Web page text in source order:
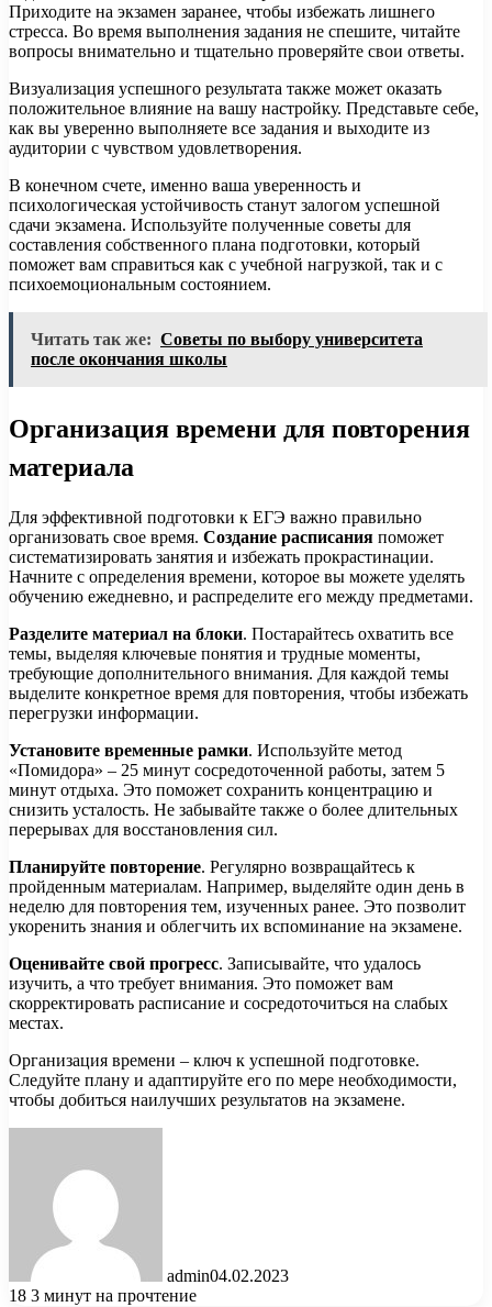
Приходите на экзамен заранее, чтобы избежать лишнего
стресса. Во время выполнения задания не спешите, читайте
вопросы внимательно и тщательно проверяйте свои ответы.
Визуализация успешного результата также может оказать
положительное влияние на вашу настройку. Представьте себе,
как вы уверенно выполняете все задания и выходите из
аудитории с чувством удовлетворения.
В конечном счете, именно ваша уверенность и
психологическая устойчивость станут залогом успешной
сдачи экзамена. Используйте полученные советы для
составления собственного плана подготовки, который
поможет вам справиться как с учебной нагрузкой, так и с
психоемоциональным состоянием.
Читать так же: Советы по выбору университета
после окончания школы
Организация времени для повторения
материала
Для эффективной подготовки к ЕГЭ важно правильно
организовать свое время. Создание расписания поможет
систематизировать занятия и избежать прокрастинации.
Начните с определения времени, которое вы можете уделять
обучению ежедневно, и распределите его между предметами.
Разделите материал на блоки. Постарайтесь охватить все
темы, выделяя ключевые понятия и трудные моменты,
требующие дополнительного внимания. Для каждой темы
выделите конкретное время для повторения, чтобы избежать
перегрузки информации.
Установите временные рамки. Используйте метод
«Помидора» – 25 минут сосредоточенной работы, затем 5
минут отдыха. Это поможет сохранить концентрацию и
снизить усталость. Не забывайте также о более длительных
перерывах для восстановления сил.
Планируйте повторение. Регулярно возвращайтесь к
пройденным материалам. Например, выделяйте один день в
неделю для повторения тем, изученных ранее. Это позволит
укоренить знания и облегчить их вспоминание на экзамене.
Оценивайте свой прогресс. Записывайте, что удалось
изучить, а что требует внимания. Это поможет вам
скорректировать расписание и сосредоточиться на слабых
местах.
Организация времени – ключ к успешной подготовке.
Следуйте плану и адаптируйте его по мере необходимости,
чтобы добиться наилучших результатов на экзамене.
admin04.02.2023
18 3 минут на прочтение